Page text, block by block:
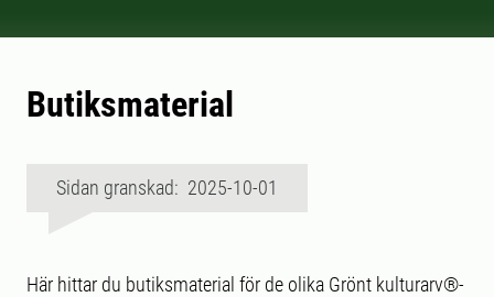
Butiksmaterial
Sidan granskad: 2025-10-01
Här hittar du butiksmaterial för de olika Grönt kulturarv®-